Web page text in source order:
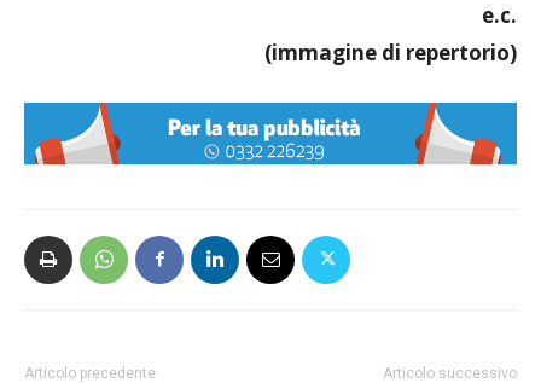
e.c.
(immagine di repertorio)
Articolo precedente Articolo successivo